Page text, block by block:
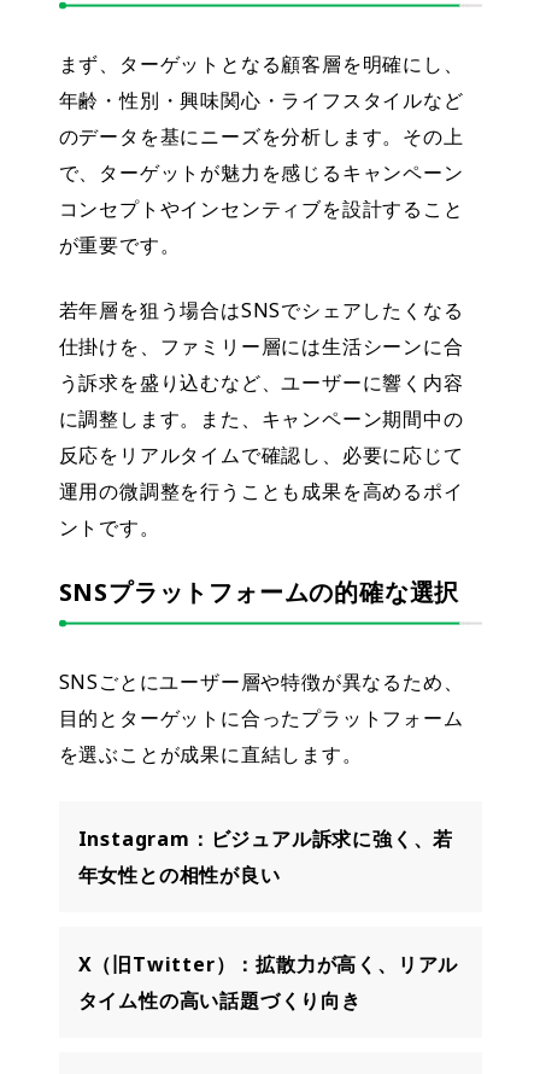
まず、ターゲットとなる顧客層を明確にし、
年齢・性別・興味関心・ライフスタイルなど
のデータを基にニーズを分析します。その上
で、ターゲットが魅力を感じるキャンペーン
コンセプトやインセンティブを設計すること
が重要です。
若年層を狙う場合はSNSでシェアしたくなる
仕掛けを、ファミリー層には生活シーンに合
う訴求を盛り込むなど、ユーザーに響く内容
に調整します。また、キャンペーン期間中の
反応をリアルタイムで確認し、必要に応じて
運用の微調整を行うことも成果を高めるポイ
ントです。
SNSプラットフォームの的確な選択
SNSごとにユーザー層や特徴が異なるため、
目的とターゲットに合ったプラットフォーム
を選ぶことが成果に直結します。
Instagram：ビジュアル訴求に強く、若
年女性との相性が良い
X（旧Twitter）：拡散力が高く、リアル
タイム性の高い話題づくり向き